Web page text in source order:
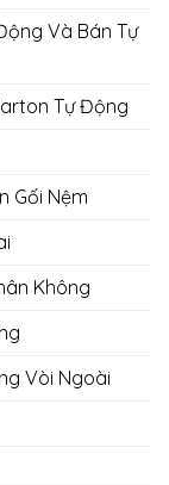
Và Bán Tự
Tự Động
Gối Nệm
Không
Vòi Ngoài